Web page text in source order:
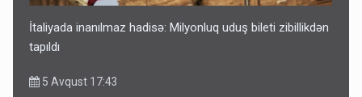
İtaliyada inanılmaz hadisə: Milyonluq uduş bileti zibillikdən
tapıldı
5 Avqust 17:43